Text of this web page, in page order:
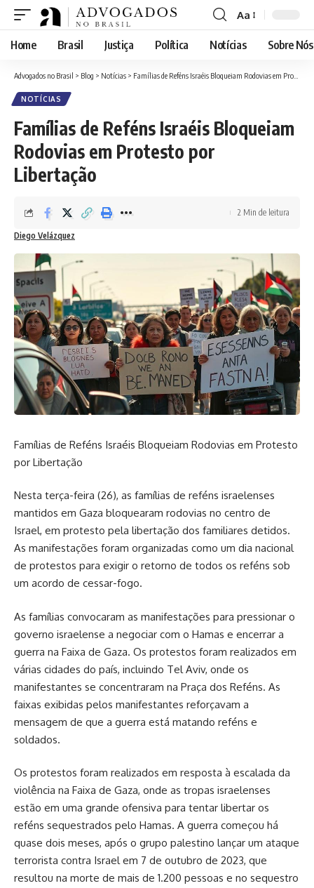
Font
Resizer
Aa
Home Brasil Justiça Política Notícias Sobre Nós
Advogados no Brasil > Blog > Notícias > Famílias de Reféns Israéis Bloqueiam Rodovias em Protesto por Libertação
NOTÍCIAS
Famílias de Reféns Israéis Bloqueiam
Rodovias em Protesto por
Libertação
Diego Velázquez
2 Min de leitura
Famílias de Reféns Israéis Bloqueiam Rodovias em Protesto
por Libertação
Nesta terça-feira (26), as famílias de reféns israelenses
mantidos em Gaza bloquearam rodovias no centro de
Israel, em protesto pela libertação dos familiares detidos.
As manifestações foram organizadas como um dia nacional
de protestos para exigir o retorno de todos os reféns sob
um acordo de cessar-fogo.
As famílias convocaram as manifestações para pressionar o
governo israelense a negociar com o Hamas e encerrar a
guerra na Faixa de Gaza. Os protestos foram realizados em
várias cidades do país, incluindo Tel Aviv, onde os
manifestantes se concentraram na Praça dos Reféns. As
faixas exibidas pelos manifestantes reforçavam a
mensagem de que a guerra está matando reféns e
soldados.
Os protestos foram realizados em resposta à escalada da
violência na Faixa de Gaza, onde as tropas israelenses
estão em uma grande ofensiva para tentar libertar os
reféns sequestrados pelo Hamas. A guerra começou há
quase dois meses, após o grupo palestino lançar um ataque
terrorista contra Israel em 7 de outubro de 2023, que
resultou na morte de mais de 1.200 pessoas e no sequestro